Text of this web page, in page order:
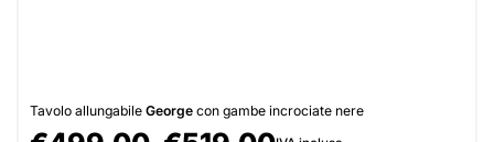
Tavolo allungabile George con gambe incrociate nere